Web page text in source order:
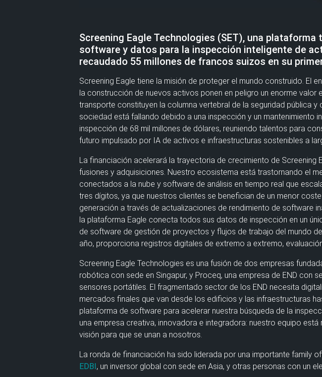
Screening Eagle Technologies (SET), una
software y datos para la inspección inteligente de
recaudado 55 millones de francos suizos en su
Screening Eagle tiene la misión de proteger el mundo construido. El
la construcción de nuevos activos ponen en peligro un enorme
transporte constituyen la columna vertebral de la seguridad pública
sociedad está fallando debido a una inspección y un mantenimiento
inspección de 68 mil millones de dólares, reuniendo talentos para
futuro impulsado por IA de activos e infraestructuras sostenibles a
La financiación acelerará la trayectoria de crecimiento de
fusiones y adquisiciones. Nuestro ecosistema está trastornando el
conectados a la nube y software de análisis en tiempo real que
tres dígitos, ya que nuestros clientes se benefician de un menor
generación a través de actualizaciones de rendimiento de software
la plataforma Eagle conecta todos sus datos de inspección en un
de software de gestión de proyectos y flujos de trabajo del mundo
año, proporciona registros digitales de extremo a extremo,
Screening Eagle Technologies es una fusión de dos empresas
robótica con sede en Singapur, y Proceq, una empresa de END con
sensores portátiles. El fragmentado sector de los END necesita
mercados finales que van desde los edificios y las infraestructuras
plataforma de software para acelerar nuestra búsqueda de la
una empresa creativa, innovadora e integradora: nuestro equipo
visión para que se unan a nosotros.
La ronda de financiación ha sido liderada por una importante family
EDBI, un inversor global con sede en Asia, y otras personas con un